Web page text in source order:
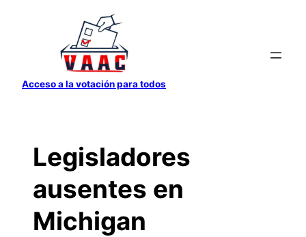
contenido
Acceso a la votación para todos
Legisladores
ausentes en
Michigan